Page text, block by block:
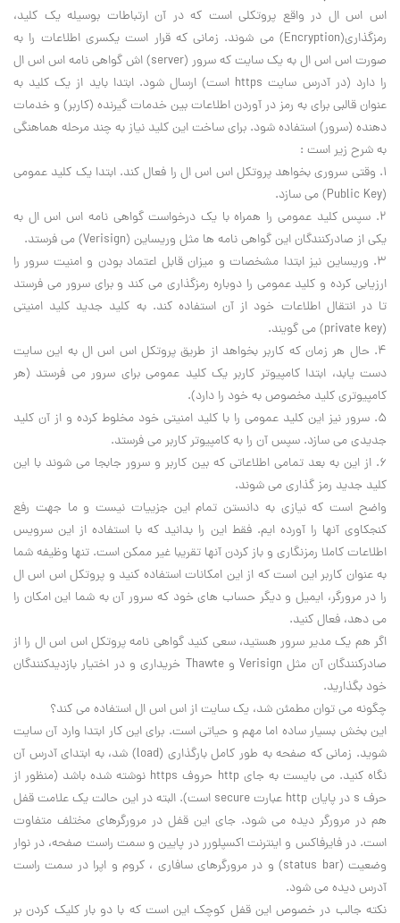
اس اس ال در واقع پروتکلي است که در آن ارتباطات بوسيله يک کليد،
رمزگذاري(Encryption) مي شوند. زماني که قرار است يکسري اطلاعات را به
صورت اس اس ال به يک سايت که سرور (server) اش گواهي نامه اس اس ال
را دارد (در آدرس سايت https است) ارسال شود. ابتدا بايد از يک کليد به
عنوان قالبي براي به رمز در آوردن اطلاعات بين خدمات گيرنده (کاربر) و خدمات
دهنده (سرور) استفاده شود. براي ساخت اين کليد نياز به چند مرحله هماهنگي
به شرح زير است :
1. وقتي سروري بخواهد پروتکل اس اس ال را فعال کند. ابتدا يک کليد عمومي
(
Public Key) مي سازد.
2. سپس کليد عمومي را همراه با يک درخواست گواهي نامه اس اس ال به
يکي از صادرکنندگان اين گواهي نامه ها مثل وريساين (Verisign) مي فرستد.
3. وريساين نيز ابتدا مشخصات و ميزان قابل اعتماد بودن و امنيت سرور را
ارزيابي کرده و کليد عمومي را دوباره رمزگذاري مي کند و براي سرور مي فرستد
تا در انتقال اطلاعات خود از آن استفاده کند. به کليد جديد کليد امنيتي
(
private key) مي گويند.
4. حال هر زمان که کاربر بخواهد از طريق پروتکل اس اس ال به اين سايت
دست يابد، ابتدا کامپيوتر کاربر يک کليد عمومي براي سرور مي فرستد (هر
کامپيوتري کليد مخصوص به خود را دارد).
5. سرور نيز اين کليد عمومي را با کليد امنيتي خود مخلوط کرده و از آن کليد
جديدي مي سازد. سپس آن را به کامپيوتر کاربر مي فرستد.
6. از اين به بعد تمامي اطلاعاتي که بين کاربر و سرور جابجا مي شوند با اين
کليد جديد رمز گذاري مي شوند.
واضح است که نيازي به دانستن تمام اين جزييات نيست و ما جهت رفع
کنجکاوي آنها را آورده ايم. فقط اين را بدانيد که با استفاده از اين سرويس
اطلاعات کاملا رمزنگاري و باز کردن آنها تقريبا غير ممکن است. تنها وظيفه شما
به عنوان کاربر اين است که از اين امکانات استفاده کنيد و پروتکل اس اس ال
را در مرورگر، ايميل و ديگر حساب هاي خود که سرور آن به شما اين امکان را
مي دهد، فعال کنيد.
اگر هم يک مدير سرور هستيد، سعي کنيد گواهي نامه پروتکل اس اس ال را از
صادرکنندگان آن مثل VerisignوThawte خريداري و در اختيار بازديدکنندگان
خود بگذاريد.
چگونه مي توان مطمئن شد، يک سايت از اس اس ال استفاده مي کند؟
اين بخش بسيار ساده اما مهم و حياتي است. براي اين کار ابتدا وارد آن سايت
شويد. زماني که صفحه به طور کامل بارگذاري (load) شد، به ابتداي آدرس آن
نگاه کنيد. مي بايست به جاي http حروف https نوشته شده باشد (منظور از
حرف s در پايان http عبارتsecure است). البته در اين حالت يک علامت قفل
هم در مرورگر ديده مي شود. جاي اين قفل در مرورگرهاي مختلف متفاوت
است. در فايرفاکس و اينترنت اکسپلورر در پايين و سمت راست صفحه، در نوار
وضعيت (status bar) و در مرورگرهاي سافاري ، کروم و اپرا در سمت راست
آدرس ديده مي شود.
نکته جالب در خصوص اين قفل کوچک اين است که با دو بار کليک کردن بر